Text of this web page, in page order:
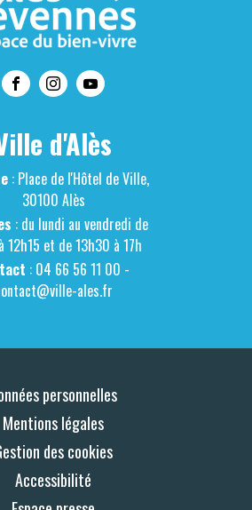
d'Alès
: Place de l'Hôtel de Ville,
30100 Alès
: du lundi au vendredi de
12h15 et de 13h30 à 17h
: 04 66 56 11 00 -
ales.fr
personnelles
Mentions légales
des cookies
Accessibilité